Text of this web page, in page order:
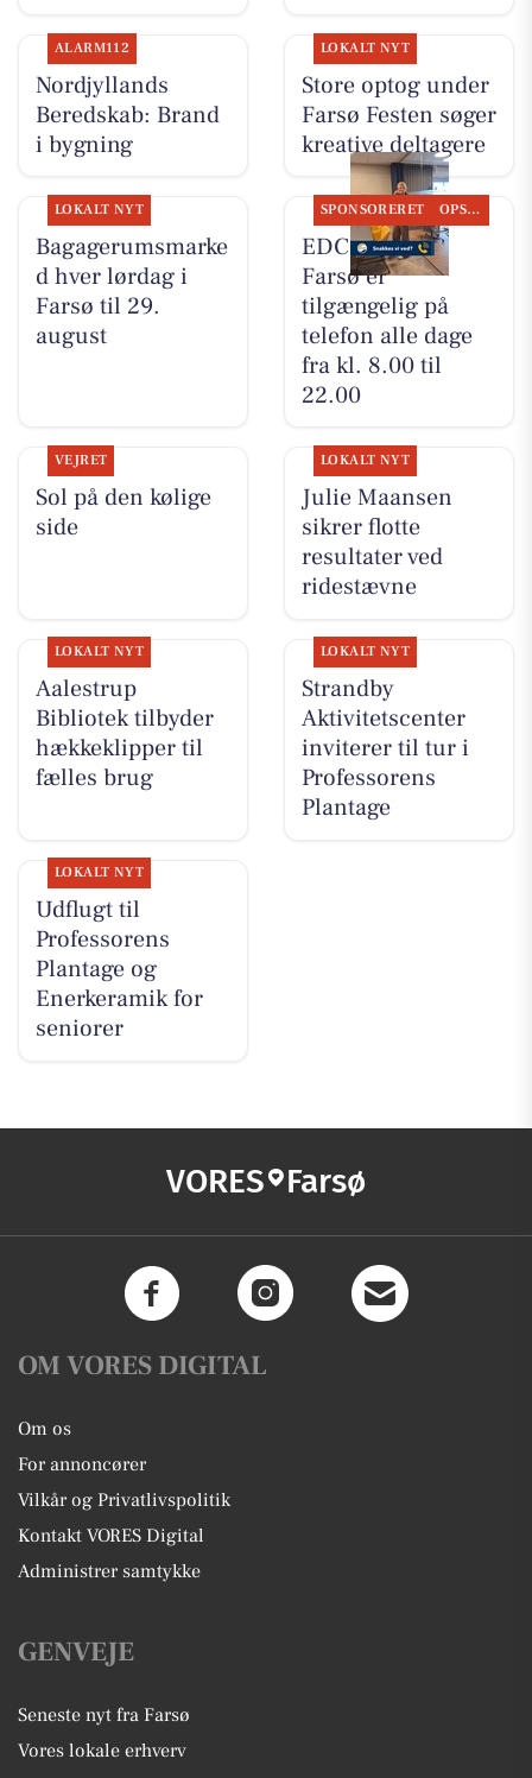
ALARM112
Nordjyllands
Beredskab: Brand
i bygning
LOKALT NYT
Store optog under
Farsø Festen søger
kreative deltagere
LOKALT NYT
Bagagerumsmarke
d hver lørdag i
Farsø til 29.
august
SPONSORERET OPSLAGSTAVLEN
EDC Danebo,
Farsø er
tilgængelig på
telefon alle dage
fra kl. 8.00 til
22.00
VEJRET
Sol på den kølige
side
LOKALT NYT
Julie Maansen
sikrer flotte
resultater ved
ridestævne
LOKALT NYT
Aalestrup
Bibliotek tilbyder
hækkeklipper til
fælles brug
LOKALT NYT
Strandby
Aktivitetscenter
inviterer til tur i
Professorens
Plantage
LOKALT NYT
Udflugt til
Professorens
Plantage og
Enerkeramik for
seniorer
VORES Farsø
OM VORES DIGITAL
Om os
For annoncører
Vilkår og Privatlivspolitik
Kontakt VORES Digital
Administrer samtykke
GENVEJE
Seneste nyt fra Farsø
Vores lokale erhverv